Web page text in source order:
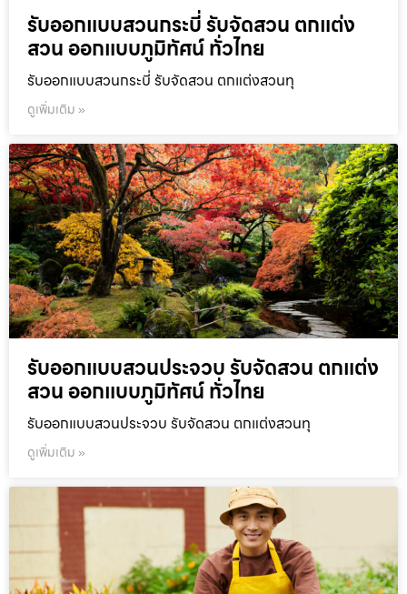
รับออกแบบสวนกระบี่ รับจัดสวน ตกแต่ง
สวน ออกแบบภูมิทัศน์ ทั่วไทย
รับออกแบบสวนกระบี่ รับจัดสวน ตกแต่งสวนทุ
ดูเพิ่มเติม »
รับออกแบบสวนประจวบ รับจัดสวน ตกแต่ง
สวน ออกแบบภูมิทัศน์ ทั่วไทย
รับออกแบบสวนประจวบ รับจัดสวน ตกแต่งสวนทุ
ดูเพิ่มเติม »